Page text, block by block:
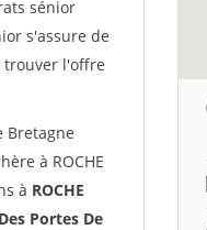
sénior
s'assure de
trouver l'offre
Bretagne
à ROCHE
à ROCHE
Portes De